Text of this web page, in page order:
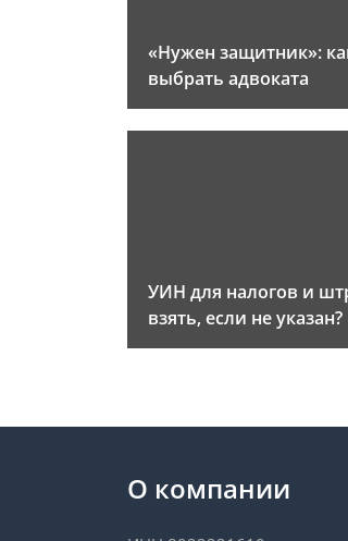
«Нужен защитник»:
выбрать адвоката
УИН для налогов и
взять, если не указан?
О компании